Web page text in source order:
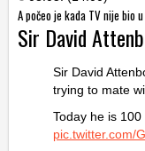
A počeo je kada TV nije bio
Sir David
Sir David
trying to mate
Today he is 100
pic.twitter.com/